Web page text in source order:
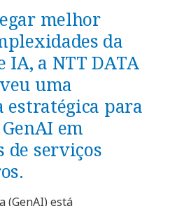
melhor
da
IA, a NTT DATA
uma
para
em
de serviços
(GenAI) está